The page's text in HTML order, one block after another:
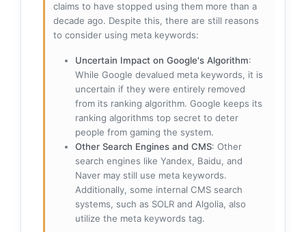
claims to have stopped using them more than a
decade ago. Despite this, there are still reasons
to consider using meta keywords:
Uncertain Impact on Google's Algorithm:
While Google devalued meta keywords, it is
uncertain if they were entirely removed
from its ranking algorithm. Google keeps its
ranking algorithms top secret to deter
people from gaming the system.
Other Search Engines and CMS: Other
search engines like Yandex, Baidu, and
Naver may still use meta keywords.
Additionally, some internal CMS search
systems, such as SOLR and Algolia, also
utilize the meta keywords tag.